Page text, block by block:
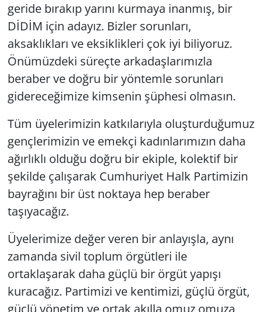
geride bırakıp yarını kurmaya inanmış, bir
DİDİM için adayız. Bizler sorunları,
aksaklıkları ve eksiklikleri çok iyi biliyoruz.
Önümüzdeki süreçte arkadaşlarımızla
beraber ve doğru bir yöntemle sorunları
gidereceğimize kimsenin şüphesi olmasın.
Tüm üyelerimizin katkılarıyla oluşturduğumuz
gençlerimizin ve emekçi kadınlarımızın daha
ağırlıklı olduğu doğru bir ekiple, kolektif bir
şekilde çalışarak Cumhuriyet Halk Partimizin
bayrağını bir üst noktaya hep beraber
taşıyacağız.
Üyelerimize değer veren bir anlayışla, aynı
zamanda sivil toplum örgütleri ile
ortaklaşarak daha güçlü bir örgüt yapışı
kuracağız. Partimizi ve kentimizi, güçlü örgüt,